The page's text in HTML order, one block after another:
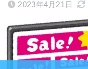
2023年4月21日